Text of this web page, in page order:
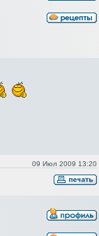
09 Июл 2009 13:20